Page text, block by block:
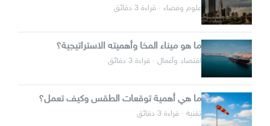
علوم وفضاء · قراءة 3 دقائق
ما هو ميناء المخا وأهميته الاستراتيجية؟
اقتصاد وأعمال · قراءة 3 دقائق
ما هي أهمية توقعات الطقس وكيف تعمل؟
تقنية · قراءة 3 دقائق